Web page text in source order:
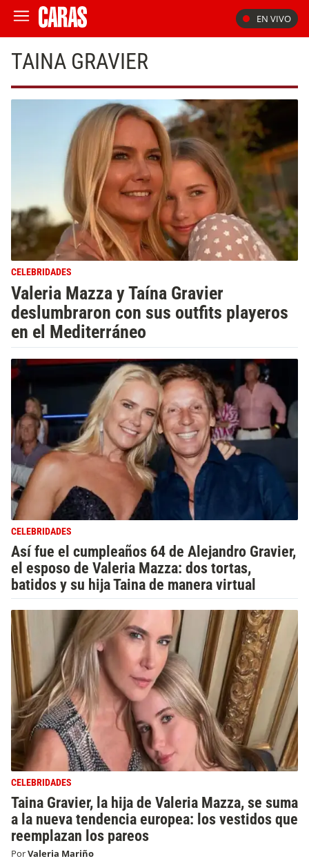
EN VIVO
TAINA GRAVIER
CELEBRIDADES
Valeria Mazza y Taína Gravier
deslumbraron con sus outfits playeros
en el Mediterráneo
CELEBRIDADES
Así fue el cumpleaños 64 de Alejandro Gravier,
el esposo de Valeria Mazza: dos tortas,
batidos y su hija Taina de manera virtual
CELEBRIDADES
Taina Gravier, la hija de Valeria Mazza, se suma
a la nueva tendencia europea: los vestidos que
reemplazan los pareos
PorValeria Mariño